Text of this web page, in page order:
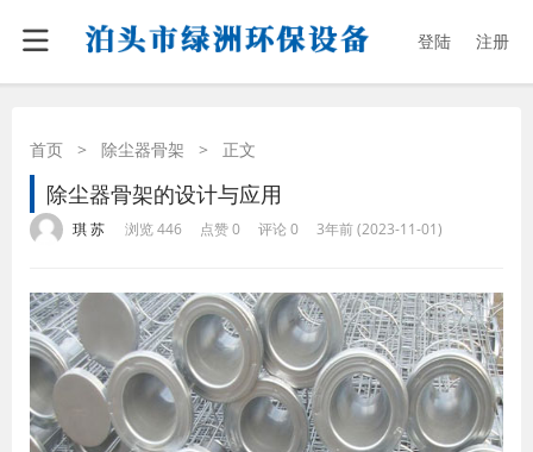
登陆 注册
首页 > 除尘器骨架 > 正文
除尘器骨架的设计与应用
琪 苏 浏览 446 点赞 0 评论 0 3年前 (2023-11-01)